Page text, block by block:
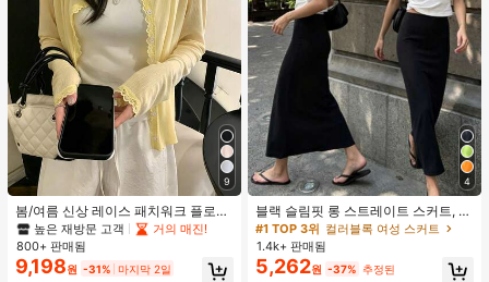
9
봄/여름 신상 레이스 패치워크 플로럴
트림 소프트 니트 가디건 경량 재킷 탑
여성용, 코티지코어 옐로우
높은 재방문 고객
거의 매진!
800+ 판매됨
9,198원 -31% 마지막 2일
4
블랙 슬림핏 롱 스트레이트 스커트, 여
성 패션 폴리에스터 캐주얼 파티 스커
트, 다용도 및 귀여운, 일상 착용에 적
합, 여름 휴가. 해변, 음악 축제 및 여름
휴가에 완벽, 90년대
#1 TOP 3위 컬러블록 여성 스커트
1.4k+ 판매됨
5,262원 -37% 추정된